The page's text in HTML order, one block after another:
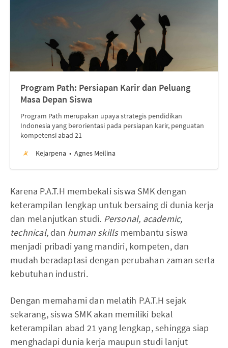
Program Path: Persiapan Karir dan Peluang
Masa Depan Siswa
Program Path merupakan upaya strategis pendidikan
Indonesia yang berorientasi pada persiapan karir, penguatan
kompetensi abad 21
Kejarpena
Agnes Meilina
Karena P.A.T.H membekali siswa SMK dengan
keterampilan lengkap untuk bersaing di dunia kerja
dan melanjutkan studi. Personal, academic,
technical,dan human skillsmembantu siswa
menjadi pribadi yang mandiri, kompeten, dan
mudah beradaptasi dengan perubahan zaman serta
kebutuhan industri.
Dengan memahami dan melatih P.A.T.H sejak
sekarang, siswa SMK akan memiliki bekal
keterampilan abad 21 yang lengkap, sehingga siap
menghadapi dunia kerja maupun studi lanjut